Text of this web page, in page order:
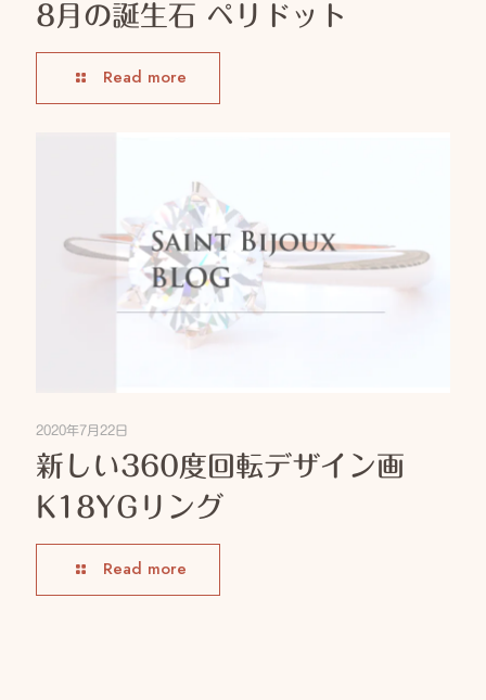
8月の誕生石 ペリドット
Read more
2020年7月22日
新しい360度回転デザイン画
K18YGリング
Read more